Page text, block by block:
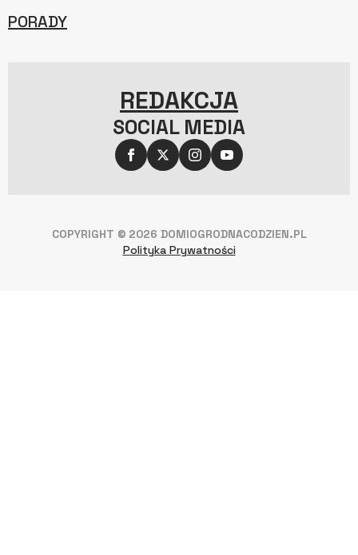
PORADY
REDAKCJA
SOCIAL MEDIA
COPYRIGHT © 2026 DOMIOGRODNACODZIEN.PL
Polityka Prywatności